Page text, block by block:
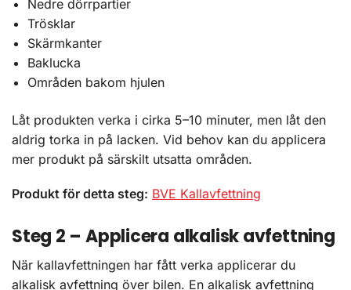
Nedre dörrpartier
Trösklar
Skärmkanter
Baklucka
Områden bakom hjulen
Låt produkten verka i cirka 5–10 minuter, men låt den
aldrig torka in på lacken. Vid behov kan du applicera
mer produkt på särskilt utsatta områden.
Produkt för detta steg: BVE Kallavfettning
Steg 2 – Applicera alkalisk avfettning
När kallavfettningen har fått verka applicerar du
alkalisk avfettning över bilen. En alkalisk avfettning